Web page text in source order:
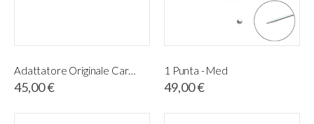
Adattatore Originale Cartucce Artè e Stilus MED
45,00 €
1 Punta - Med
49,00 €